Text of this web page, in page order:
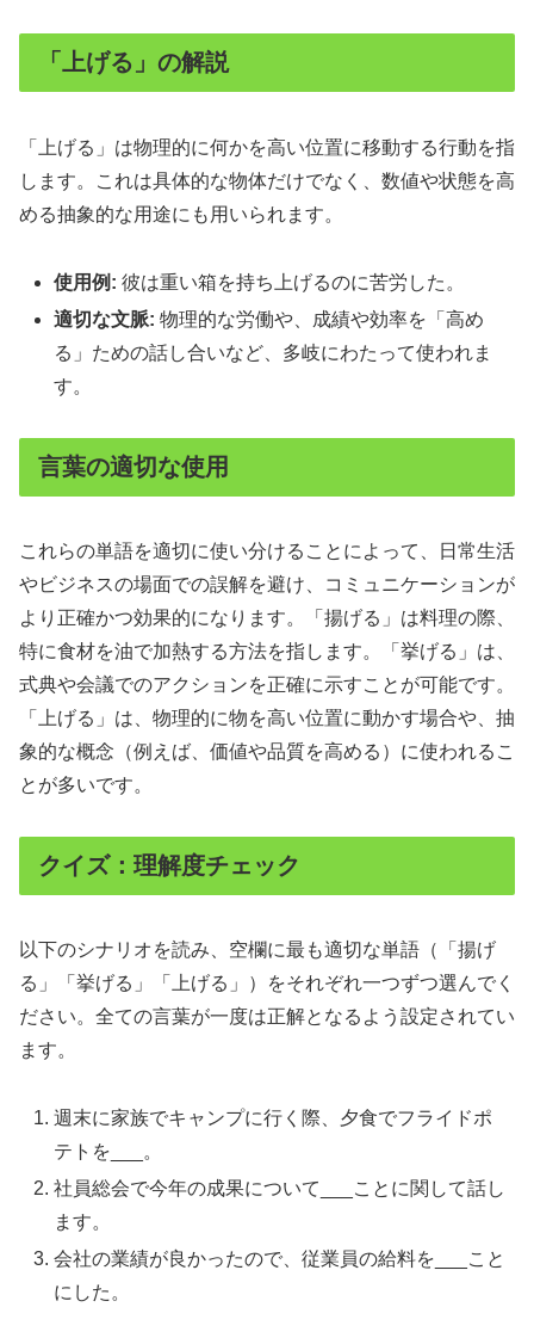
「上げる」の解説
「上げる」は物理的に何かを高い位置に移動する行動を指
します。これは具体的な物体だけでなく、数値や状態を高
める抽象的な用途にも用いられます。
使用例: 彼は重い箱を持ち上げるのに苦労した。
適切な文脈: 物理的な労働や、成績や効率を「高め
る」ための話し合いなど、多岐にわたって使われま
す。
言葉の適切な使用
これらの単語を適切に使い分けることによって、日常生活
やビジネスの場面での誤解を避け、コミュニケーションが
より正確かつ効果的になります。「揚げる」は料理の際、
特に食材を油で加熱する方法を指します。「挙げる」は、
式典や会議でのアクションを正確に示すことが可能です。
「上げる」は、物理的に物を高い位置に動かす場合や、抽
象的な概念（例えば、価値や品質を高める）に使われるこ
とが多いです。
クイズ：理解度チェック
以下のシナリオを読み、空欄に最も適切な単語（「揚げ
る」「挙げる」「上げる」）をそれぞれ一つずつ選んでく
ださい。全ての言葉が一度は正解となるよう設定されてい
ます。
週末に家族でキャンプに行く際、夕食でフライドポ
テトを___。
社員総会で今年の成果について___ことに関して話し
ます。
会社の業績が良かったので、従業員の給料を___こと
にした。